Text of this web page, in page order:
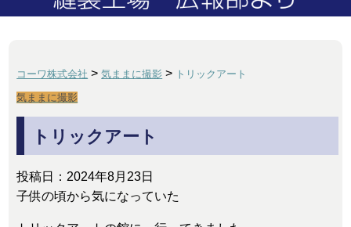
コーワ株式会社 >気ままに撮影 > トリックアート
気ままに撮影
トリックアート
投稿日： 2024年8月23日
子供の頃から気になっていた